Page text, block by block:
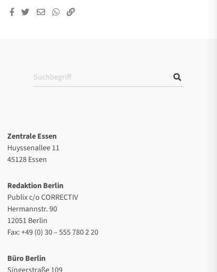
Zentrale Essen
Huyssenallee 11
45128 Essen
Redaktion Berlin
Publix c/o CORRECTIV
Hermannstr. 90
12051 Berlin
Fax: +49 (0) 30 – 555 780 2 20
Büro Berlin